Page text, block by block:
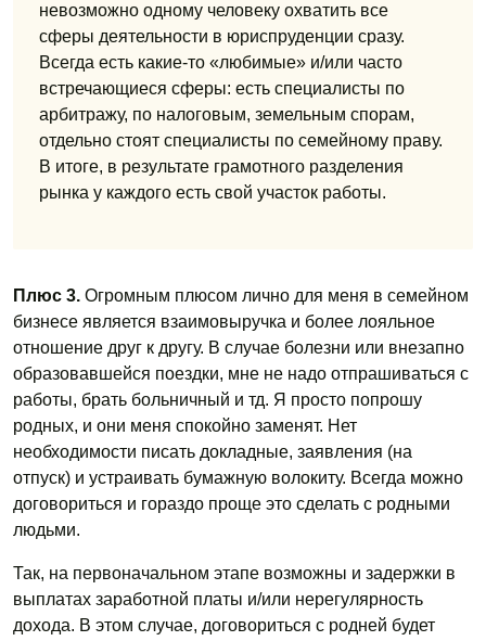
невозможно одному человеку охватить все
сферы деятельности в юриспруденции сразу.
Всегда есть какие-то «любимые» и/или часто
встречающиеся сферы: есть специалисты по
арбитражу, по налоговым, земельным спорам,
отдельно стоят специалисты по семейному праву.
В итоге, в результате грамотного разделения
рынка у каждого есть свой участок работы.
Плюс 3. Огромным плюсом лично для меня в семейном
бизнесе является взаимовыручка и более лояльное
отношение друг к другу. В случае болезни или внезапно
образовавшейся поездки, мне не надо отпрашиваться с
работы, брать больничный и тд. Я просто попрошу
родных, и они меня спокойно заменят. Нет
необходимости писать докладные, заявления (на
отпуск) и устраивать бумажную волокиту. Всегда можно
договориться и гораздо проще это сделать с родными
людьми.
Так, на первоначальном этапе возможны и задержки в
выплатах заработной платы и/или нерегулярность
дохода. В этом случае, договориться с родней будет